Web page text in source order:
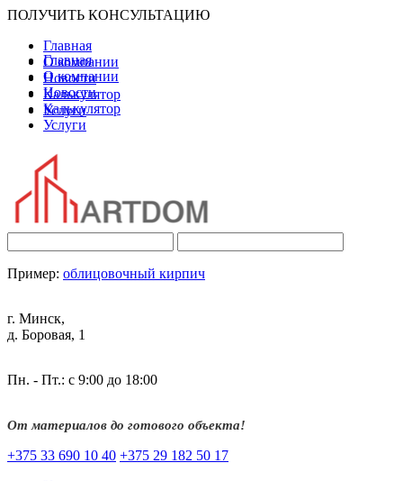
ПОЛУЧИТЬ КОНСУЛЬТАЦИЮ
Главная
О компании
Новости
Калькулятор
Услуги
Главная
О компании
Новости
Калькулятор
Услуги
Пример: облицовочный кирпич
г. Минск,
д. Боровая, 1
Пн. - Пт.: с 9:00 до 18:00
От материалов до готового объекта!
+375 33 690 10 40 +375 29 182 50 17